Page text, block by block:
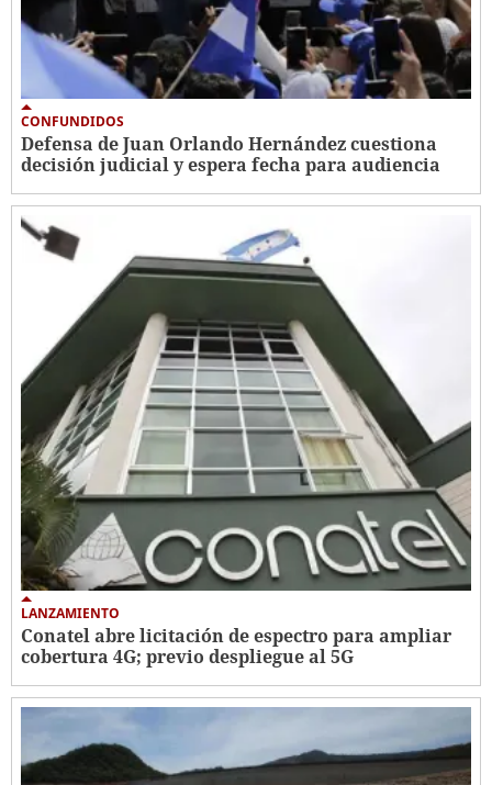
CONFUNDIDOS
Defensa de Juan Orlando Hernández cuestiona
decisión judicial y espera fecha para audiencia
LANZAMIENTO
Conatel abre licitación de espectro para ampliar
cobertura 4G; previo despliegue al 5G